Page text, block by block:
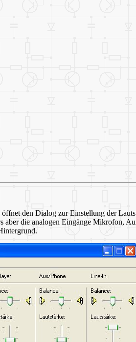
den Dialog zur Einstellung der
aber die analogen Eingänge Mikrofon,